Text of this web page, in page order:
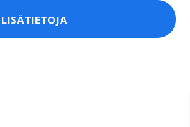
LISÄTIETOJA